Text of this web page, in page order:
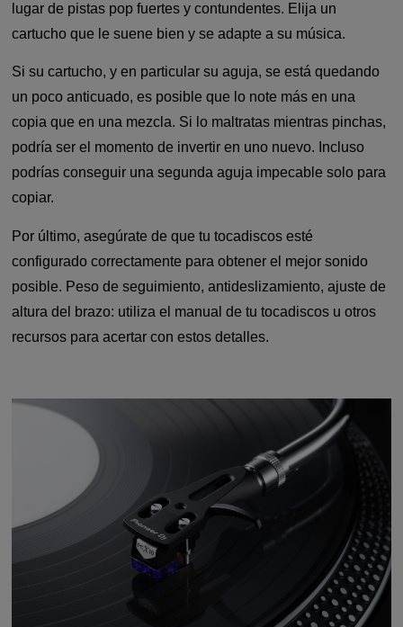
lugar de pistas pop fuertes y contundentes. Elija un
cartucho que le suene bien y se adapte a su música.
Si su cartucho, y en particular su aguja, se está quedando
un poco anticuado, es posible que lo note más en una
copia que en una mezcla. Si lo maltratas mientras pinchas,
podría ser el momento de invertir en uno nuevo. Incluso
podrías conseguir una segunda aguja impecable solo para
copiar.
Por último, asegúrate de que tu tocadiscos esté
configurado correctamente para obtener el mejor sonido
posible. Peso de seguimiento, antideslizamiento, ajuste de
altura del brazo: utiliza el manual de tu tocadiscos u otros
recursos para acertar con estos detalles.